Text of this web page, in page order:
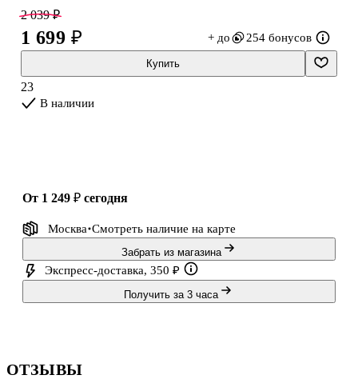
этому имели импрессионисты? Что такое Инхук и ГАХН? Как
появилась знаменитая цветопись О. Розановой? Почему знаковая
система В. Степановой — предвосхищение будущего?
Воплотились ли в реальн
2 039 ₽
1 699 ₽ + до 254 бонусов
Купить
23
В наличии
от 1 249 ₽ сегодня
Москва Смотреть наличие на карте
Забрать из магазина
Экспресс-доставка, 350 ₽
Получить за 3 часа
ОТЗЫВЫ